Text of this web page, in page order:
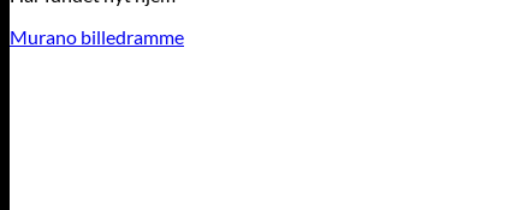
Murano billedramme